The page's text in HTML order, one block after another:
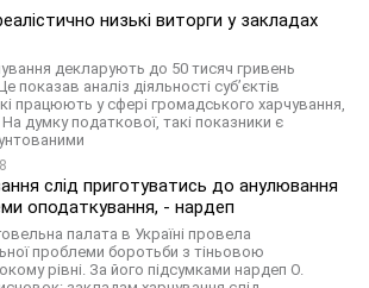
низькі виторги у закладах
декларують до 50 тисяч гривень
показав аналіз діяльності суб’єктів
працюють у сфері громадського харчування,
думку податкової, такі показники є
слід приготуватись до анулювання
оподаткування, - нардеп
палата в Україні провела
проблеми боротьби з тіньовою
рівні. За його підсумками нардеп О.